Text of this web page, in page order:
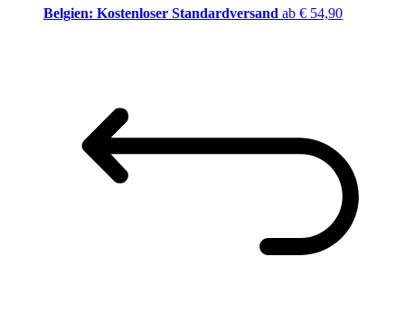
Belgien: Kostenloser Standardversand ab € 54,90